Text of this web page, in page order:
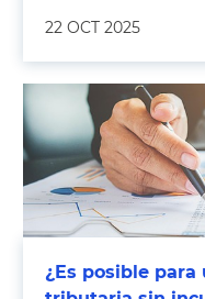
22 OCT 2025
¿Es posible